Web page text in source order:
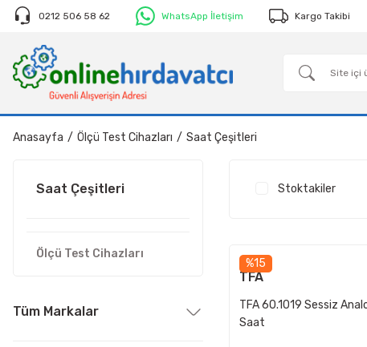
0212 506 58 62 WhatsApp İletişim Kargo Takibi
Anasayfa Ölçü Test Cihazları Saat Çeşitleri
Saat Çeşitleri
Ölçü Test Cihazları
Tüm Markalar
Stoktakiler
%15
TFA
TFA 60.1019 Sessiz
Saat